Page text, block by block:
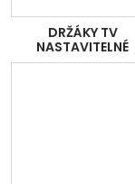
DRŽÁKY TV
NASTAVITELNÉ